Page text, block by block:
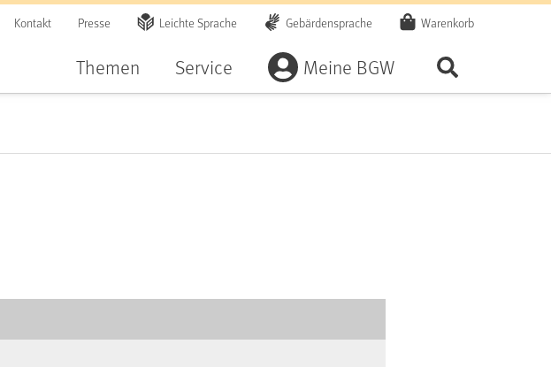
Kontakt Presse Leichte Sprache Gebärdensprache Warenkorb
Themen Service Meine BGW